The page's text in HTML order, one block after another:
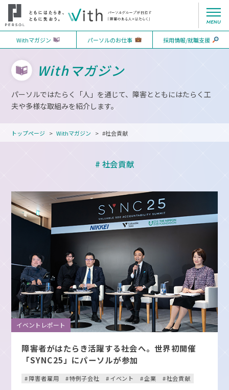
Withマガジン パーソルのお仕事 採用情報/就職支援
Withマガジン
パーソルではたらく「人」を通じて、障害とともにはたらく工
夫や多様な取組みを紹介します。
トップページ Withマガジン #社会貢献
# 社会貢献
イベントレポート
障害者がはたらき活躍する社会へ。世界初開催
「SYNC25」にパーソルが参加
障害者雇用 特例子会社 イベント 企業 社会貢献